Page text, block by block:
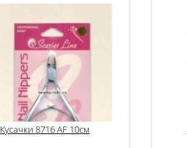
Кусачки 8716 AF 10см